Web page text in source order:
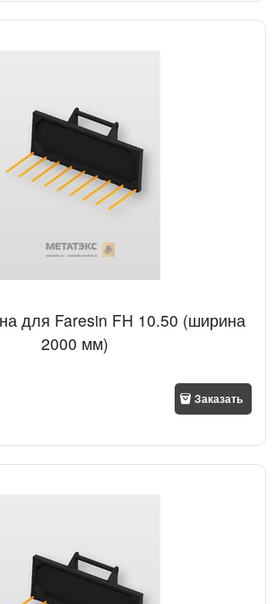
для Faresin FH 10.50 (ширина
2000 мм)
Заказать